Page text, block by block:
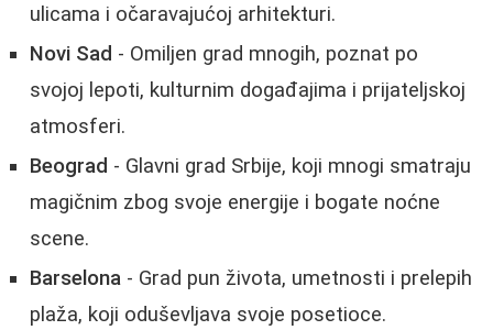
ulicama i očaravajućoj arhitekturi.
Novi Sad - Omiljen grad mnogih, poznat po
svojoj lepoti, kulturnim događajima i prijateljskoj
atmosferi.
Beograd - Glavni grad Srbije, koji mnogi smatraju
magičnim zbog svoje energije i bogate noćne
scene.
Barselona - Grad pun života, umetnosti i prelepih
plaža, koji oduševljava svoje posetioce.